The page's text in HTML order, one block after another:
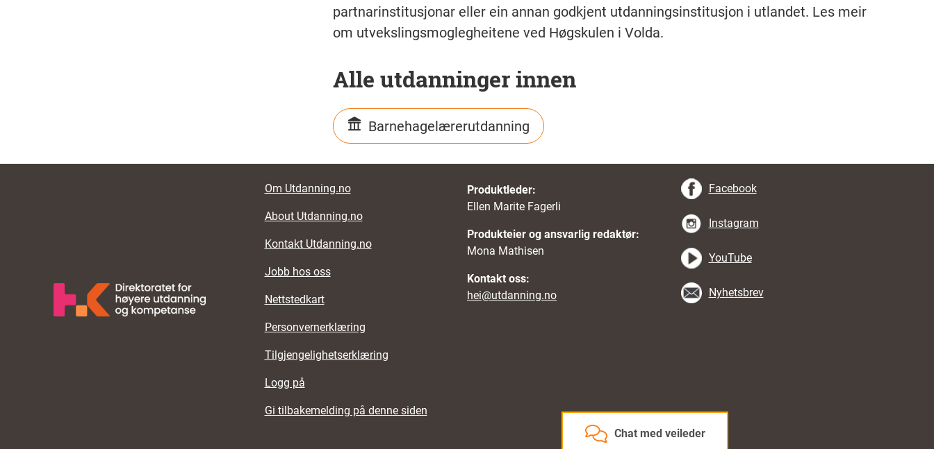
Chat med veileder
partnarinstitusjonar eller ein annan godkjent utdanningsinstitusjon i utlandet. Les meir
om utvekslingsmoglegheitene ved Høgskulen i Volda.
Alle utdanninger innen
Barnehagelærerutdanning
Footer links
Om Utdanning.no
About Utdanning.no
Kontakt Utdanning.no
Jobb hos oss
Nettstedkart
Personvernerklæring
Tilgjengelighetserklæring
Logg på
Gi tilbakemelding på denne siden
Produktleder:
Ellen Marite Fagerli
Produkteier og ansvarlig redaktør:
Mona Mathisen
Kontakt oss:
hei@utdanning.no
Facebook
Instagram
YouTube
Nyhetsbrev